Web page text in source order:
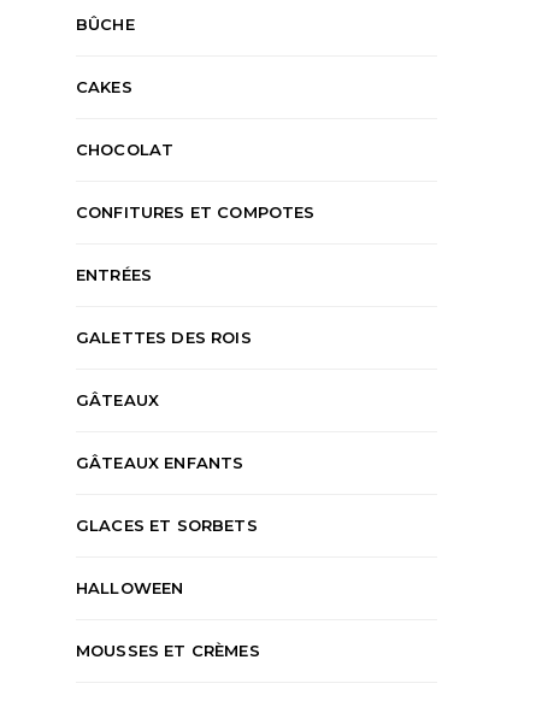
BÛCHE
CAKES
CHOCOLAT
CONFITURES ET COMPOTES
ENTRÉES
GALETTES DES ROIS
GÂTEAUX
GÂTEAUX ENFANTS
GLACES ET SORBETS
HALLOWEEN
MOUSSES ET CRÈMES